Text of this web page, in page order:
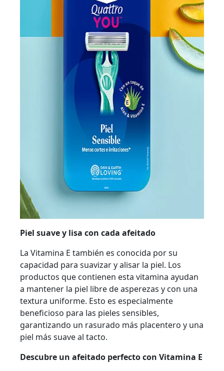
Piel suave y lisa con cada afeitado
La Vitamina E también es conocida por su
capacidad para suavizar y alisar la piel. Los
productos que contienen esta vitamina ayudan
a mantener la piel libre de asperezas y con una
textura uniforme. Esto es especialmente
beneficioso para las pieles sensibles,
garantizando un rasurado más placentero y una
piel más suave al tacto.
Descubre un afeitado perfecto con Vitamina E